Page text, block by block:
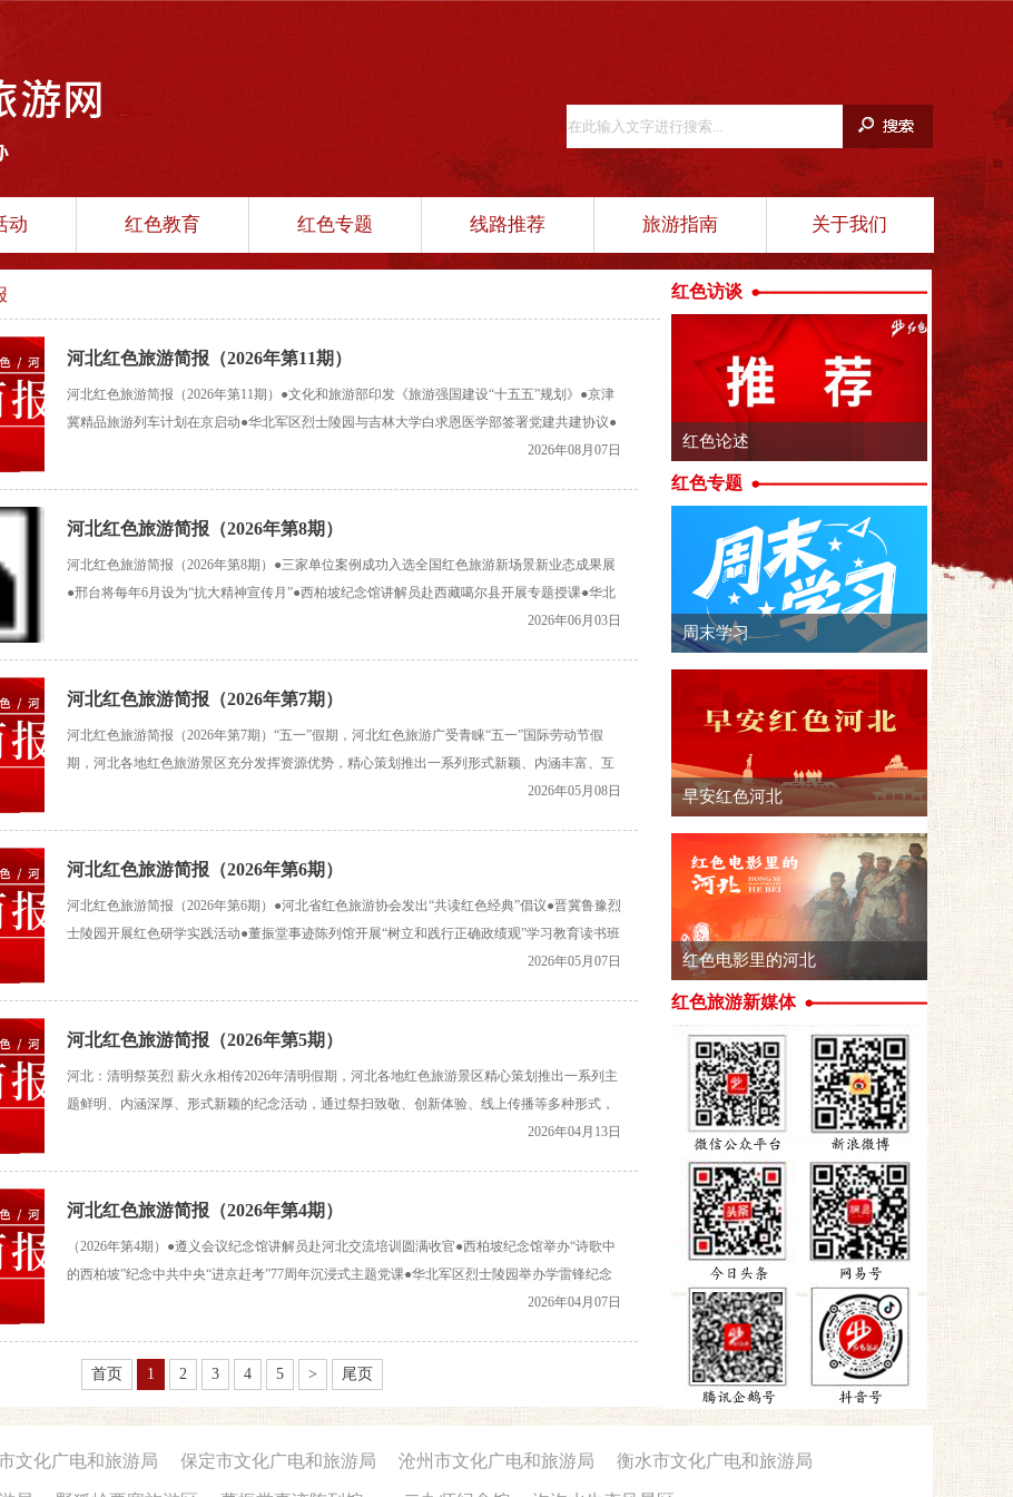
动 红色教育 红色专题 线路推荐 旅游指南 关于我们
河北红色旅游简报（2026年第11期）
河北红色旅游简报（2026年第11期）●文化和旅游部印发《旅游强国建设“十五五”规划》●京津
冀精品旅游列车计划在京启动●华北军区烈士陵园与吉林大学白求恩医学部签署党建共建协议●
晋冀鲁豫烈士陵园开展“追寻红色印记，汲取奋进力量”主题研学活动●狼牙山风景区携手高校学
2026年08月07日
河北红色旅游简报（2026年第8期）
河北红色旅游简报（2026年第8期）●三家单位案例成功入选全国红色旅游新场景新业态成果展
●邢台将每年6月设为“抗大精神宣传月”●西柏坡纪念馆讲解员赴西藏噶尔县开展专题授课●华北
军区烈士陵园举办《红军不怕远征难——中央红军长征决策和出发历史展》●晋冀鲁豫烈士陵
2026年06月03日
河北红色旅游简报（2026年第7期）
河北红色旅游简报（2026年第7期）“五一”假期，河北红色旅游广受青睐“五一”国际劳动节假
期，河北各地红色旅游景区充分发挥资源优势，精心策划推出一系列形式新颖、内涵丰富、互
动性强的主题活动，通过沉浸式体验、红色研学实践、文艺汇演等多种形式，广泛吸引全国党
2026年05月08日
河北红色旅游简报（2026年第6期）
河北红色旅游简报（2026年第6期）●河北省红色旅游协会发出“共读红色经典”倡议●晋冀鲁豫烈
士陵园开展红色研学实践活动●董振堂事迹陈列馆开展“树立和践行正确政绩观”学习教育读书班
活动●纪念毛主席进驻阜平78周年——“寻伟人足迹 传红色薪火”主题展览在晋察冀边区革命纪
2026年05月07日
河北红色旅游简报（2026年第5期）
河北：清明祭英烈 薪火永相传2026年清明假期，河北各地红色旅游景区精心策划推出一系列主
题鲜明、内涵深厚、形式新颖的纪念活动，通过祭扫致敬、创新体验、线上传播等多种形式，
缅怀革命先烈、弘扬爱国主义精神，吸引全国党员干部、青年学子与社会各界群众广泛参与，
2026年04月13日
河北红色旅游简报（2026年第4期）
（2026年第4期）●遵义会议纪念馆讲解员赴河北交流培训圆满收官●西柏坡纪念馆举办“诗歌中
的西柏坡”纪念中共中央“进京赶考”77周年沉浸式主题党课●华北军区烈士陵园举办学雷锋纪念
日主题教育暨雷锋精神专题展开展仪式●晋冀鲁豫烈士陵园举行“追寻·2026·清明祭英烈”集中祭
2026年04月07日
首页 1 2 3 4 5 > 尾页
红色访谈
红色专题
红色旅游新媒体
文化广电和旅游局 保定市文化广电和旅游局 沧州市文化广电和旅游局 衡水市文化广电和旅游局